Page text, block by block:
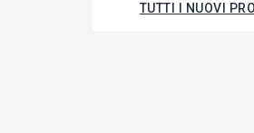
TUTTI I NUOVI